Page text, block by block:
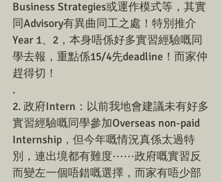
Business Strategies或運作模式等，其實
同Advisory有異曲同工之處！特別推介
Year 1、2，本身唔係好多實習經驗嘅同
學去報，重點係15/4先deadline！而家仲
趕得切！
.
2. 政府Intern：以前我地會建議未有好多
實習經驗嘅同學參加Overseas non-paid
Internship，但今年嘅情況真係太過特
別，連出境都有難度⋯⋯政府嘅實習反
而變左一個唔錯嘅選擇，而家有唔少部